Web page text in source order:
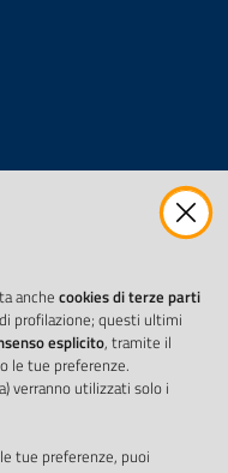
anche cookies di terze parti
profilazione; questi ultimi
esplicito, tramite il
le tue preferenze.
verranno utilizzati solo i
tue preferenze, puoi